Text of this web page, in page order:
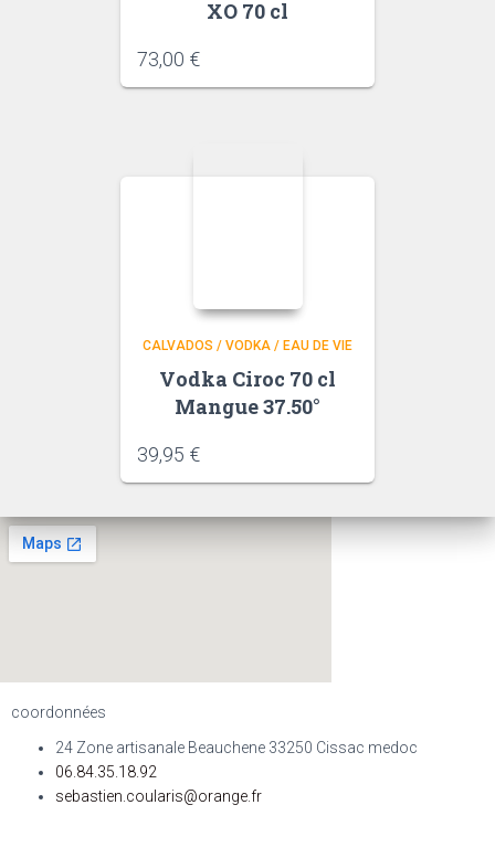
XO 70 cl
73,00 €
CALVADOS / VODKA / EAU DE VIE
Vodka Ciroc 70 cl
Mangue 37.50°
39,95 €
coordonnées
24 Zone artisanale Beauchene 33250 Cissac medoc
06.84.35.18.92
sebastien.coularis@orange.fr